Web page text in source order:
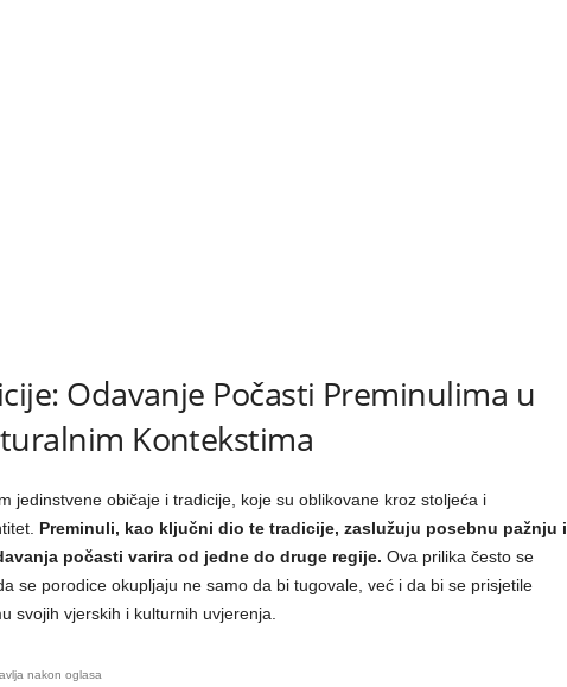
Odavanje Počasti Preminulima u
Kontekstima
jedinstvene običaje i tradicije, koje su oblikovane kroz stoljeća i
Preminuli, kao ključni dio te tradicije, zaslužuju posebnu pažnju i
počasti varira od jedne do druge regije. Ova prilika često se
se porodice okupljaju ne samo da bi tugovale, već i da bi se prisjetile
svojih vjerskih i kulturnih uvjerenja.
nakon oglasa